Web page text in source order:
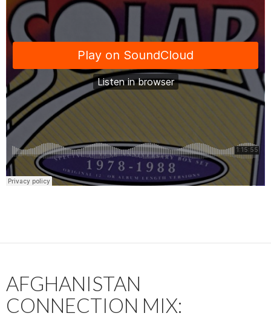
AFGHANISTAN
CONNECTION MIX: